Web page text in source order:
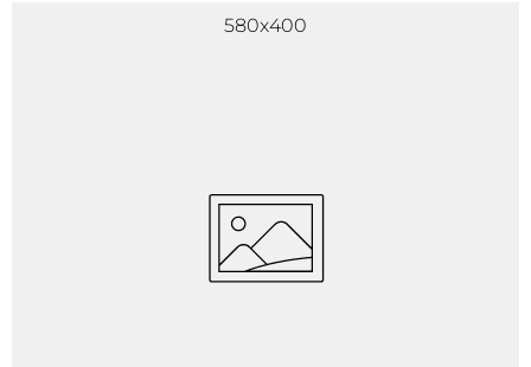
580x400